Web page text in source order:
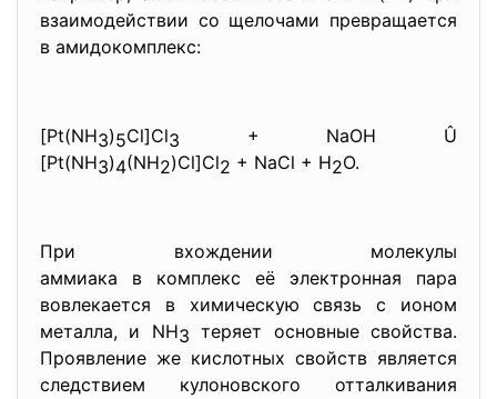
взаимодействии со щелочами превращается
в амидокомплекс:
[Pt(NH3)5Cl]Cl3 + NaOH Û
[Pt(NH3)4(NH2)Cl]Cl2 + NaCl + H2O.
При вхождении молекулы
аммиака в комплекс её электронная пара
вовлекается в химическую связь с ионом
металла, и NH3 теряет основные свойства.
Проявление же кислотных свойств является
следствием кулоновского отталкивания